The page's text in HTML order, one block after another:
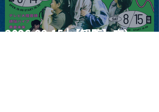
2026.08.15 |【観覧】夜）